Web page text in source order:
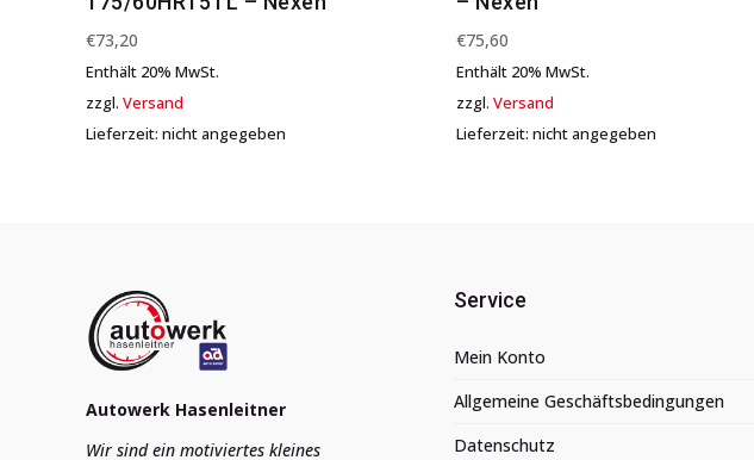
€73,20
Enthält 20% MwSt.
zzgl. Versand
Lieferzeit: nicht angegeben
€75,60
Enthält 20% MwSt.
zzgl.Versand
Lieferzeit: nicht angegeben
Autowerk Hasenleitner
Wir sind ein motiviertes kleines
Service
Mein Konto
Allgemeine Geschäftsbedingungen
Datenschutz